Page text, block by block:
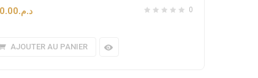
0 د.م.
AJOUTER AU PANIER